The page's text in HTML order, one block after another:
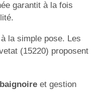
garantit à la fois
la simple pose. Les
(15220) proposent
et gestion